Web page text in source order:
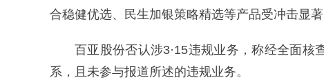
合稳健优选、民生加银策略精选等产品受冲击显著
百亚股份否认涉3·15违规业务，称经全面
系，且未参与报道所述的违规业务。